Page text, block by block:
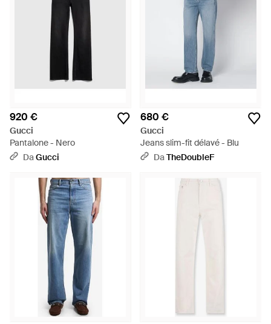
920 €
Gucci
Pantalone - Nero
DaGucci
680 €
Gucci
Jeans slim-fit délavé - Blu
DaTheDoubleF